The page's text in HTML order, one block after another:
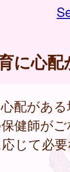
に心
配があ
健師が
じて必